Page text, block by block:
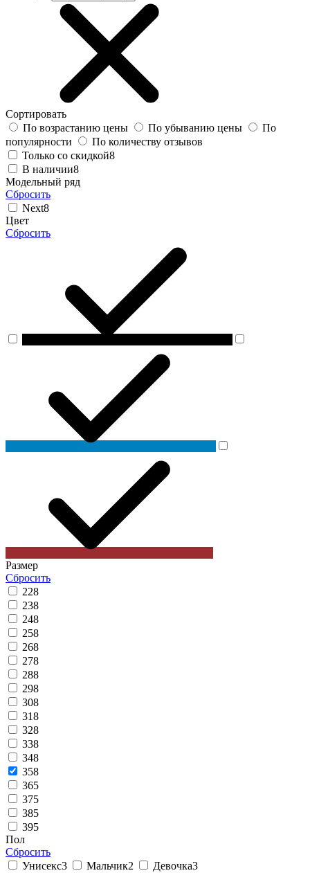
Сортировать
По возрастанию цены
По убыванию цены
По
популярности
По количеству отзывов
Только со скидкой8
В наличии8
Модельный ряд
Сбросить
Next8
Цвет
Сбросить
Размер
Сбросить
228
238
248
258
268
278
288
298
308
318
328
338
348
358
365
375
385
395
Пол
Сбросить
Унисекс3 Мальчик2 Девочка3